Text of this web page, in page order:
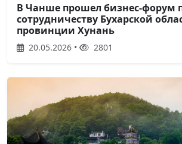
В Чанше прошел бизнес-форум
сотрудничеству Бухарской
провинции Хунань
20.05.2026 • 2801